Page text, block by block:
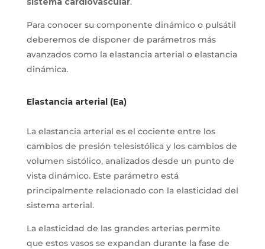
Para conocer su componente dinámico o pulsátil
deberemos de disponer de parámetros más
avanzados como la elastancia arterial o elastancia
dinámica.
Elastancia arterial (Ea)
La elastancia arterial es el cociente entre los
cambios de presión telesistólica y los cambios de
volumen sistólico, analizados desde un punto de
vista dinámico. Este parámetro está
principalmente relacionado con la elasticidad del
sistema arterial.
La elasticidad de las grandes arterias permite
que estos vasos se expandan durante la fase de